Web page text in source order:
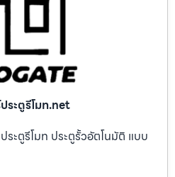
ระตูรีโมท.net
ะตูรีโมท ประตูรั้วอัตโนมัติ แบบ